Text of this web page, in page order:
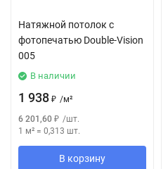
Натяжной потолок с
фотопечатью Double-Vision
005
В наличии
1 938 ₽ /м²
6 201,60 ₽ /шт.
1 м² = 0,313 шт.
В корзину